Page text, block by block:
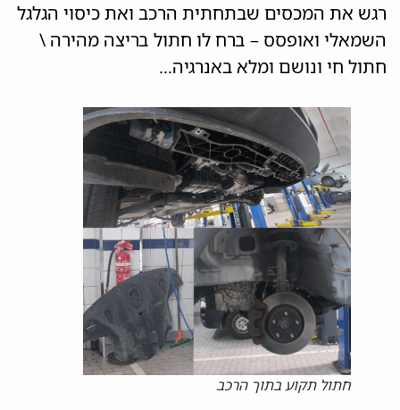
רגש את המכסים שבתחתית הרכב ואת כיסוי הגלגל
השמאלי ואופסס – ברח לו חתול בריצה מהירה \
חתול חי ונושם ומלא באנרגיה…
חתול תקוע בתוך הרכב